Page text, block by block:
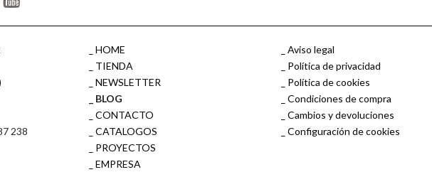
238
HOME
TIENDA
NEWSLETTER
BLOG
CONTACTO
CATALOGOS
PROYECTOS
EMPRESA
Aviso legal
Política de privacidad
Política de cookies
Condiciones de compra
Cambios y devoluciones
Configuración de cookies